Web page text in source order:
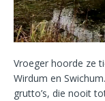
Vroeger hoorde ze
Wirdum en
grutto’s, die nooit